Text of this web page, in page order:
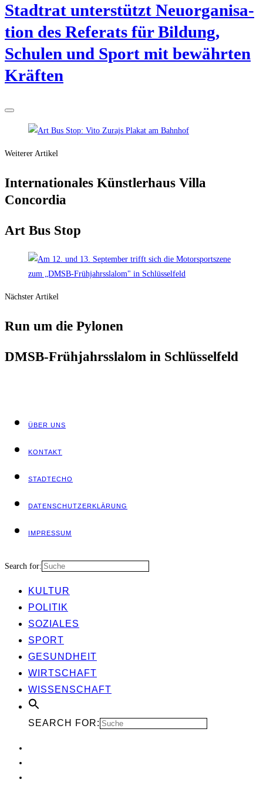
Stadt­rat unter­stützt Neu­or­ga­ni­sa­
ti­on des Refe­rats für Bil­dung,
Schu­len und Sport mit bewähr­ten
Kräften
Weiterer Artikel
Inter­na­tio­na­les Künst­ler­haus Vil­la
Concordia
Art Bus Stop
Nächster Artikel
Run um die Pylonen
DMSB-Früh­jahrs­sla­lom in Schlüsselfeld
ÜBER UNS
KON­TAKT
STADT­ECHO
DATEN­SCHUTZ­ER­KLÄ­RUNG
IMPRES­SUM
Search for:
KUL­TUR
POLI­TIK
SOZIA­LES
SPORT
GESUND­HEIT
WIRT­SCHAFT
WIS­SEN­SCHAFT
SEARCH FOR: